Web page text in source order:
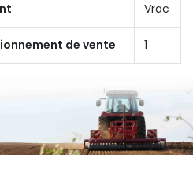
Vrac
de vente 1